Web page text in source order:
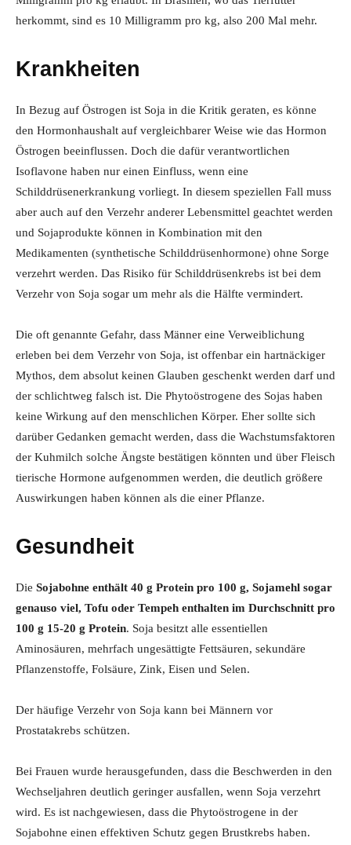
herkommt, sind es 10 Milligramm pro kg, also 200 Mal mehr.
Krankheiten
In Bezug auf Östrogen ist Soja in die Kritik geraten, es könne
den Hormonhaushalt auf vergleichbarer Weise wie das Hormon
Östrogen beeinflussen. Doch die dafür verantwortlichen
Isoflavone haben nur einen Einfluss, wenn eine
Schilddrüsenerkrankung vorliegt. In diesem speziellen Fall muss
aber auch auf den Verzehr anderer Lebensmittel geachtet werden
und Sojaprodukte können in Kombination mit den
Medikamenten (synthetische Schilddrüsenhormone) ohne Sorge
verzehrt werden. Das Risiko für Schilddrüsenkrebs ist bei dem
Verzehr von Soja sogar um mehr als die Hälfte vermindert.
Die oft genannte Gefahr, dass Männer eine Verweiblichung
erleben bei dem Verzehr von Soja, ist offenbar ein hartnäckiger
Mythos, dem absolut keinen Glauben geschenkt werden darf und
der schlichtweg falsch ist. Die Phytoöstrogene des Sojas haben
keine Wirkung auf den menschlichen Körper. Eher sollte sich
darüber Gedanken gemacht werden, dass die Wachstumsfaktoren
der Kuhmilch solche Ängste bestätigen könnten und über Fleisch
tierische Hormone aufgenommen werden, die deutlich größere
Auswirkungen haben können als die einer Pflanze.
Gesundheit
Die Sojabohne enthält 40 g Protein pro 100 g, Sojamehl sogar
genauso viel, Tofu oder Tempeh enthalten im Durchschnitt pro
100 g 15-20 g Protein. Soja besitzt alle essentiellen
Aminosäuren, mehrfach ungesättigte Fettsäuren, sekundäre
Pflanzenstoffe, Folsäure, Zink, Eisen und Selen.
Der häufige Verzehr von Soja kann bei Männern vor
Prostatakrebs schützen.
Bei Frauen wurde herausgefunden, dass die Beschwerden in den
Wechseljahren deutlich geringer ausfallen, wenn Soja verzehrt
wird. Es ist nachgewiesen, dass die Phytoöstrogene in der
Sojabohne einen effektiven Schutz gegen Brustkrebs haben.